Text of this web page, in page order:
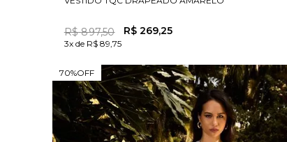
R$ 897,50 R$ 269,25
3x de R$ 89,75
70%OFF